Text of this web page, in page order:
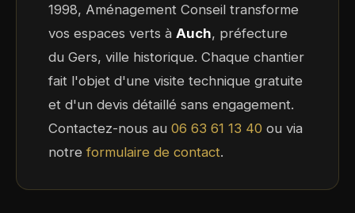
1998, Aménagement Conseil transforme
vos espaces verts à Auch, préfecture
du Gers, ville historique. Chaque chantier
fait l'objet d'une visite technique gratuite
et d'un devis détaillé sans engagement.
Contactez-nous au 06 63 61 13 40 ou via
notreformulaire de contact.